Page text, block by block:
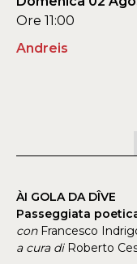
Ore 11:00
Andreis
ÀI GOLA DA DÎVE
Passeggiata
con Francesco
a cura diRoberto